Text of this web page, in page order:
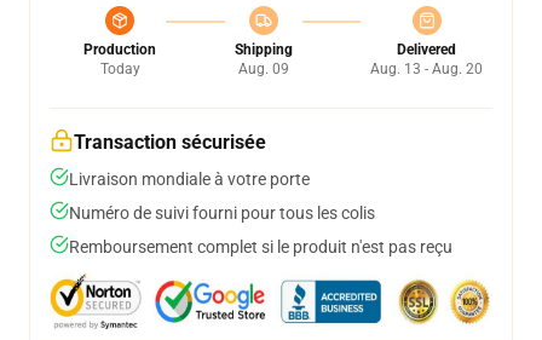
Production
Today
Shipping
Aug. 09
Delivered
Aug. 13 - Aug. 20
Transaction sécurisée
Livraison mondiale à votre porte
Numéro de suivi fourni pour tous les colis
Remboursement complet si le produit n'est pas reçu